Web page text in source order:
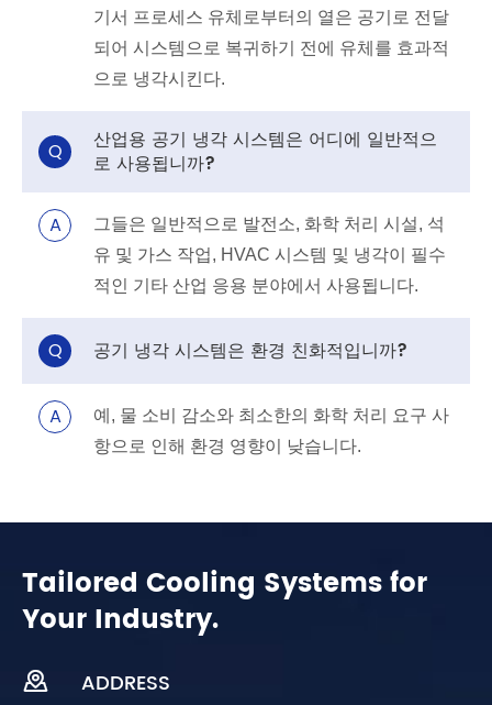
기서 프로세스 유체로부터의 열은 공기로 전달
되어 시스템으로 복귀하기 전에 유체를 효과적
으로 냉각시킨다.
Q
산업용 공기 냉각 시스템은 어디에 일반적으
로 사용됩니까?
A
그들은 일반적으로 발전소, 화학 처리 시설, 석
유 및 가스 작업, HVAC 시스템 및 냉각이 필수
적인 기타 산업 응용 분야에서 사용됩니다.
Q 공기 냉각 시스템은 환경 친화적입니까?
A
예, 물 소비 감소와 최소한의 화학 처리 요구 사
항으로 인해 환경 영향이 낮습니다.
Tailored Cooling Systems for
Your Industry.
 ADDRESS